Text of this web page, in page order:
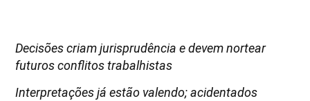
Decisões criam jurisprudência e devem nortear
futuros conflitos trabalhistas
Interpretações já estão valendo; acidentados